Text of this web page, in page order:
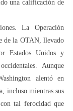
una calificación de
La Operación
de la OTAN, llevado
Estados Unidos y
Aunque
alentó en
incluso mientras sus
con tal ferocidad que